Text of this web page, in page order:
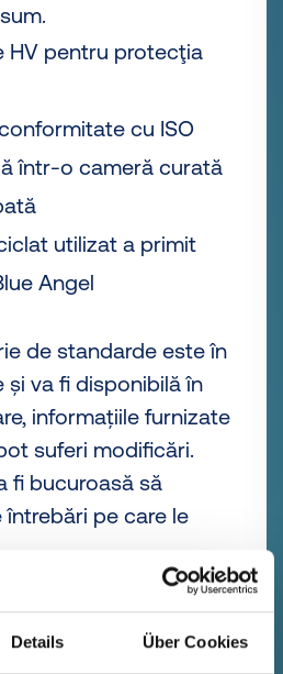
Details Über Cookies
HV pentru protecţia
cu ISO
într-o cameră curată
utilizat a primit
Angel
de standarde este în
și va fi disponibilă în
informațiile furnizate
suferi modificări.
fi bucuroasă să
pe care le